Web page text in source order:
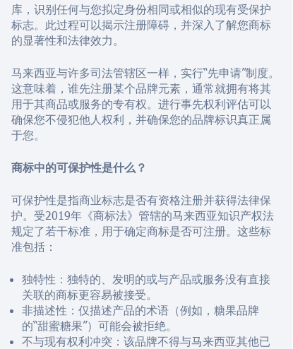
库，识别任何与您拟定身份相同或相似的现有受保护
标志。此过程可以揭示注册障碍，并深入了解您商标
的显著性和法律效力。
马来西亚与许多司法管辖区一样，实行“先申请”制度。
这意味着，谁先注册某个品牌元素，通常就拥有将其
用于其商品或服务的专有权。进行事先权利评估可以
确保您不侵犯他人权利，并确保您的品牌标识真正属
于您。
商标中的可保护性是什么？
可保护性是指商业标志是否有资格注册并获得法律保
护。受2019年《商标法》管辖的马来西亚知识产权法
规定了若干标准，用于确定商标是否可注册。这些标
准包括：
独特性：独特的、发明的或与产品或服务没有直接
关联的商标更容易被接受。
非描述性：仅描述产品的术语（例如，糖果品牌
的“甜蜜糖果”）可能会被拒绝。
不与现有权利冲突：该品牌不得与马来西亚其他已